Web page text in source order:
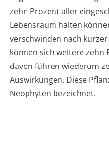
zehn Prozent aller
Lebensraum halten
verschwinden nach
können sich weitere zehn
davon führen wiederum
Auswirkungen. Diese
Neophyten bezeichnet.